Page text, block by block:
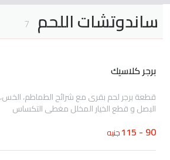
ساندوتشات اللحم 7
برجر كلاسيك
قطعة برجر لحم بقرى مع شرائح الطماطم، الخس،
البصل و قطع الخيار المخلل مغطى التكساس
90 - 115 جنيه